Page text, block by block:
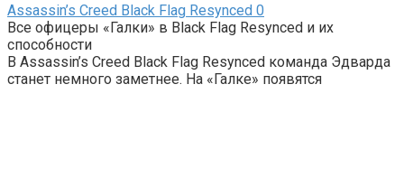
Assassin’s Creed Black Flag Resynced 0
Все офицеры «Галки» в Black Flag Resynced и их
способности
В Assassin’s Creed Black Flag Resynced команда Эдварда
станет немного заметнее. На «Галке» появятся